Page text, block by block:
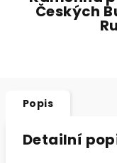
Českých
Popis
Detailní